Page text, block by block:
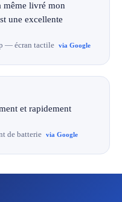
même livré mon
une excellente
— écran tactile via Google
et rapidement
de batterie via Google